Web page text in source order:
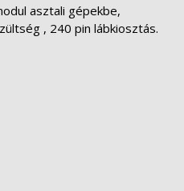
asztali gépekbe,
, 240 pin lábkiosztás.